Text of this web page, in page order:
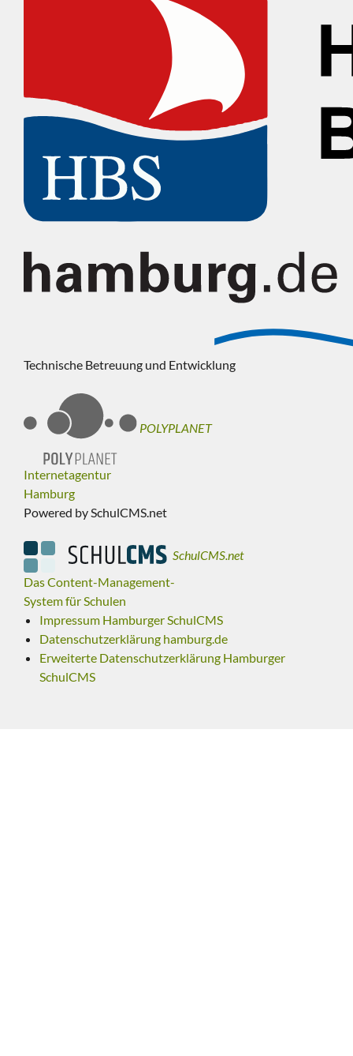
Technische Betreuung und Entwicklung
POLYPLANET
Internetagentur
Hamburg
Powered by SchulCMS.net
SchulCMS.net
Das Content-Management-
System für Schulen
Impressum Hamburger SchulCMS
Datenschutzerklärung hamburg.de
Erweiterte Datenschutzerklärung Hamburger
SchulCMS